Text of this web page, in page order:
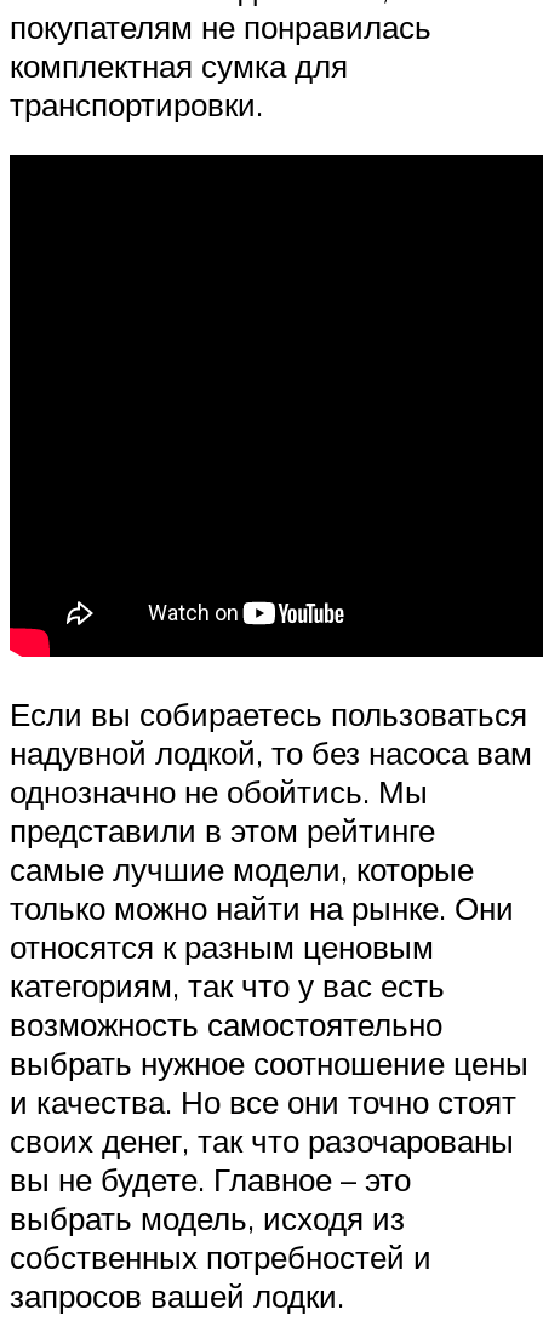
покупателям не понравилась
комплектная сумка для
транспортировки.
Если вы собираетесь пользоваться
надувной лодкой, то без насоса вам
однозначно не обойтись. Мы
представили в этом рейтинге
самые лучшие модели, которые
только можно найти на рынке. Они
относятся к разным ценовым
категориям, так что у вас есть
возможность самостоятельно
выбрать нужное соотношение цены
и качества. Но все они точно стоят
своих денег, так что разочарованы
вы не будете. Главное – это
выбрать модель, исходя из
собственных потребностей и
запросов вашей лодки.